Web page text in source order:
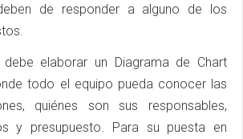
de responder a alguno de los
elaborar un Diagrama de Chart
todo el equipo pueda conocer las
quiénes son sus responsables,
y presupuesto. Para su puesta en